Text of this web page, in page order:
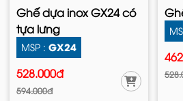
Ghế dựa inox GX24 có
tựa lưng
MSP : GX24
528.000đ
594.000đ